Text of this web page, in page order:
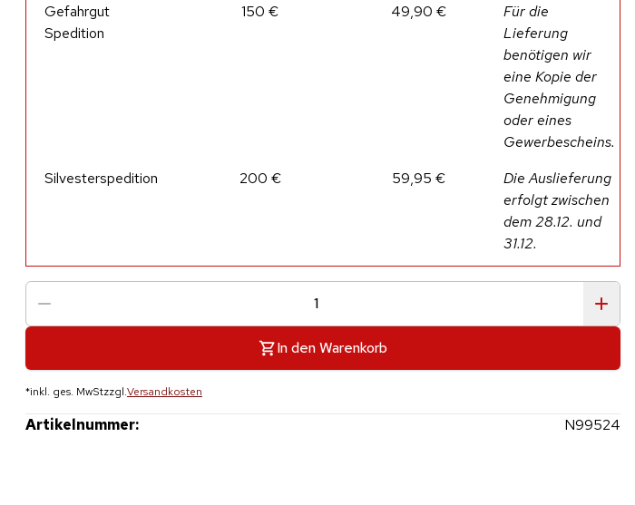
Gefahrgut
Spedition
150 € 49,90 €
Für die
Lieferung
benötigen wir
eine Kopie der
Genehmigung
oder eines
Gewerbescheins.
Silvesterspedition
200 € 59,95 €
Die Auslieferung
erfolgt zwischen
dem 28.12. und
31.12.
In den Warenkorb
*inkl. ges. MwStzzgl.Versandkosten
Artikelnummer: N99524